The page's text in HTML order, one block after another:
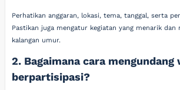
Perhatikan anggaran, lokasi, tema, tanggal, serta
Pastikan juga mengatur kegiatan yang menarik
kalangan umur.
2. Bagaimana cara
berpartisipasi?